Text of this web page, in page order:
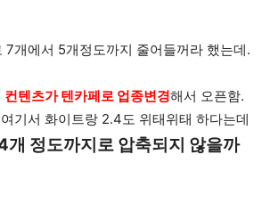
7개에서 5개정도까지 줄어들꺼라 했는데.
컨텐츠가 텐카페로 업종변경해서 오픈함.
기서 화이트랑 2.4도 위태위태 하다는데
개 정도까지로 압축되지 않을까